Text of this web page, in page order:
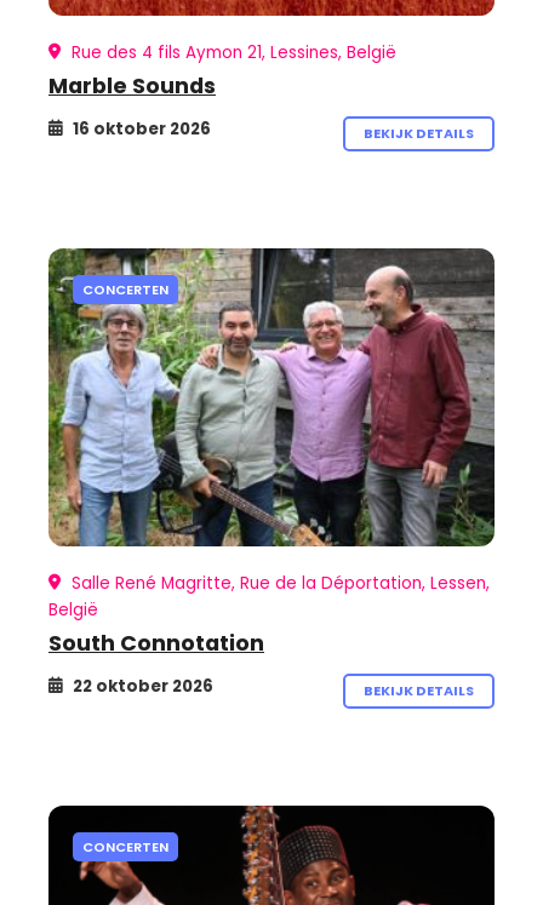
Rue des 4 fils Aymon 21, Lessines, België
Marble Sounds
16 oktober 2026 BEKIJK DETAILS
CONCERTEN
Salle René Magritte, Rue de la Déportation, Lessen,
België
South Connotation
22 oktober 2026 BEKIJK DETAILS
CONCERTEN